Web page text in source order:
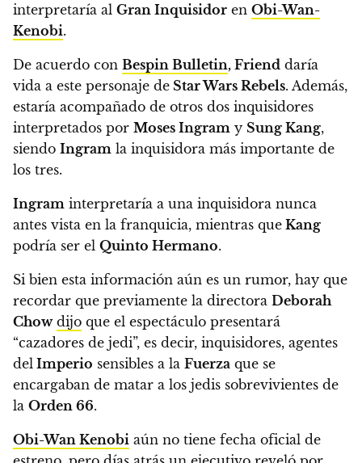
interpretaría al Gran Inquisidor en Obi-Wan-
Kenobi.
De acuerdo con Bespin Bulletin, Friend daría
vida a este personaje de Star Wars Rebels. Además,
estaría acompañado de otros dos inquisidores
interpretados por Moses Ingram y Sung Kang,
siendo Ingram la inquisidora más importante de
los tres.
Ingram interpretaría a una inquisidora nunca
antes vista en la franquicia, mientras que Kang
podría ser el Quinto Hermano.
Si bien esta información aún es un rumor, hay que
recordar que previamente la directora Deborah
Chow dijo que el espectáculo presentará
“cazadores de jedi”, es decir, inquisidores, agentes
del Imperio sensibles a la Fuerza que se
encargaban de matar a los jedis sobrevivientes de
la Orden 66.
Obi-Wan Kenobi aún no tiene fecha oficial de